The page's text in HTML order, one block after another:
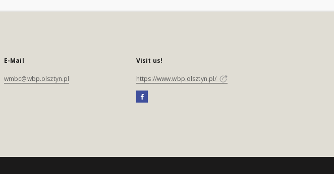
E-Mail
wmbc@wbp.olsztyn.pl
Visit us!
https://www.wbp.olsztyn.pl/